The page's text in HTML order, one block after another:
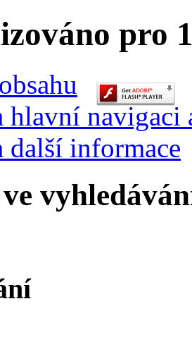
pro
hlavní navigaci
další informace